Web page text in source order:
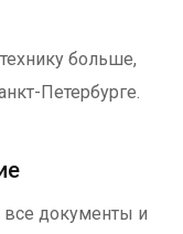
больше,
Петербурге.
документы и